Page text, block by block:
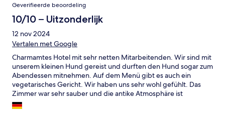
Geverifieerde beoordeling
10/10 – Uitzonderlijk
12 nov 2024
Vertalen met Google
Charmamtes Hotel mit sehr netten Mitarbeitenden. Wir sind mit
unserem kleinen Hund gereist und durften den Hund sogar zum
Abendessen mitnehmen. Auf dem Menü gibt es auch ein
vegetarisches Gericht. Wir haben uns sehr wohl gefühlt. Das
Zimmer war sehr sauber und die antike Atmosphäre ist
großartig. Klasse Ausblick. Wir würden definitiv
wiederkommen!